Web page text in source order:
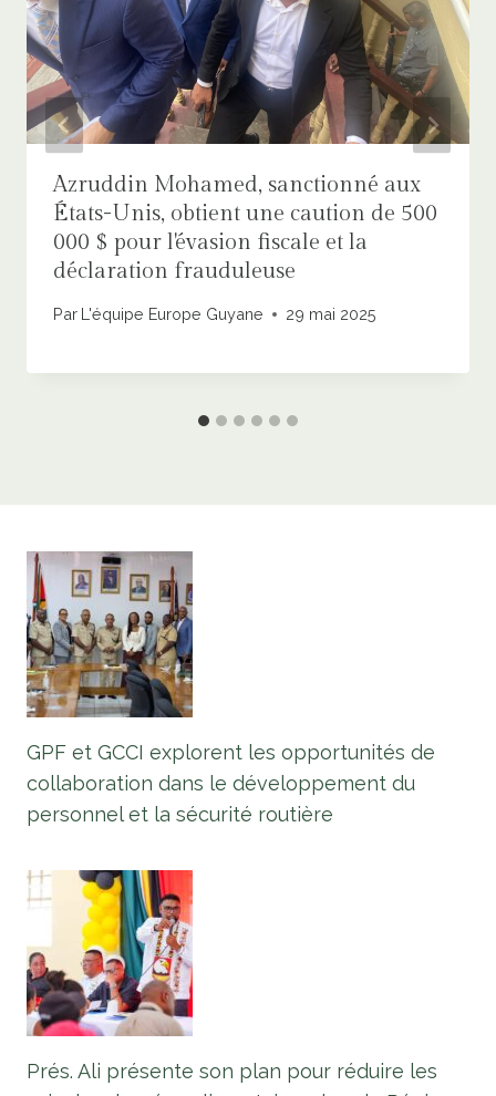
Azruddin Mohamed, sanctionné aux
États-Unis, obtient une caution de 500
000 $ pour l'évasion fiscale et la
déclaration frauduleuse
Par L'équipe Europe Guyane 29 mai 2025
GPF et GCCI explorent les opportunités de
collaboration dans le développement du
personnel et la sécurité routière
Prés. Ali présente son plan pour réduire les